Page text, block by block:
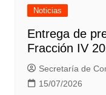
Noticias
Entrega de
Fracción IV
Secretaría de
15/07/2026